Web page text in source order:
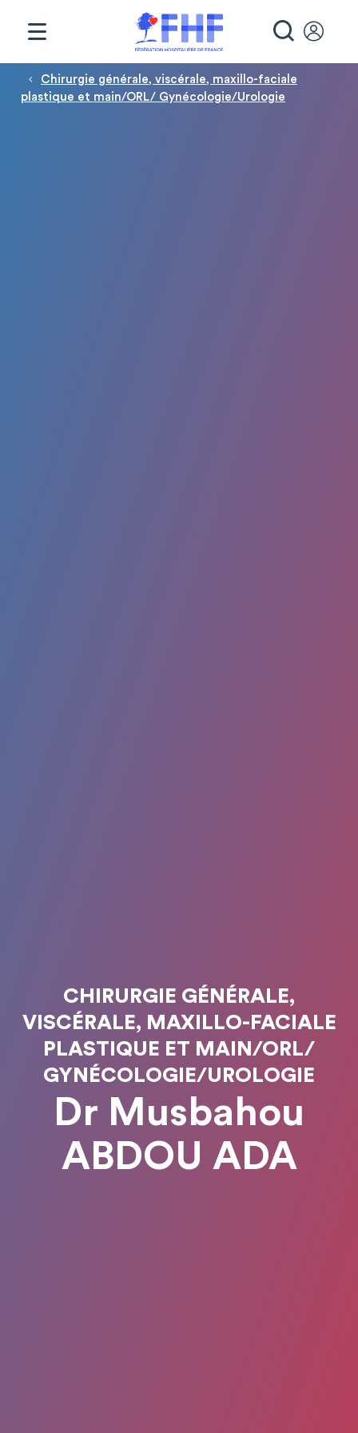
Fil d'Ariane
Chirurgie générale, viscérale, maxillo-faciale
plastique et main/ORL/ Gynécologie/Urologie
CHIRURGIE GÉNÉRALE,
VISCÉRALE, MAXILLO-FACIALE
PLASTIQUE ET MAIN/ORL/
GYNÉCOLOGIE/UROLOGIE
Dr Musbahou
ABDOU ADA
Panneau de gestion des cookies